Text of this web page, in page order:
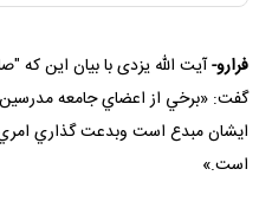
فرارو-آیت الله یزدی با بیان این که
گفت: «برخي از اعضاي جامعه
ايشان مبدع است وبدعت گذاري
است.»